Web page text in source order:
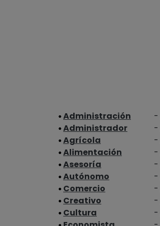
Administración
-
Administrador
-
Agrícola
-
Alimentación
-
Asesoría
-
Autónomo
-
Comercio
-
Creativo
-
Cultura
-